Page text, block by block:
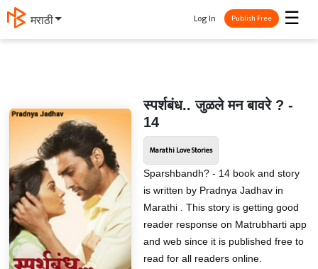
मराठी ☰
Log In Publish Free
स्पर्शबंध.. जुळले मन बावरे ? -
14
Marathi Love Stories
Sparshbandh? - 14 book and story
is written by Pradnya Jadhav in
Marathi . This story is getting good
reader response on Matrubharti app
and web since it is published free to
read for all readers online.